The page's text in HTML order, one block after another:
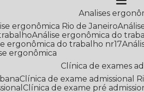
Analises
ergonômica Rio de Janeiro
Análise ergonômica do
ergonômica do trabalho nr17
ergonômica
Clínica de exames
Clínica de exame admissional
Clínica de exame pré